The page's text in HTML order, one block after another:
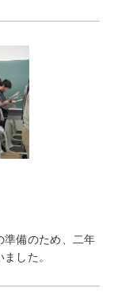
備のため、二年
した。